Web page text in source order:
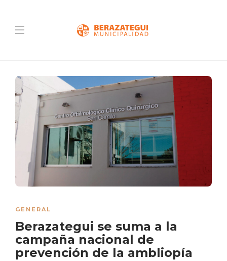
GENERAL
Berazategui se suma a la
campaña nacional de
prevención de la ambliopía